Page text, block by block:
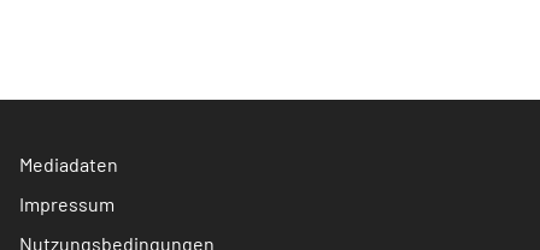
Mediadaten
Impressum
Nutzungsbedingungen